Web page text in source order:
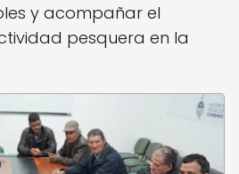
y acompañar el
pesquera en la